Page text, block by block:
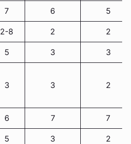
7 6 5
2-8 2 2
5 3 3
3 3 2
6 7 7
5 3 2